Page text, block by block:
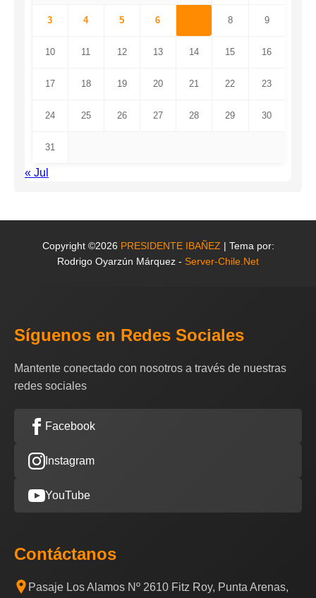
3 4 5 6 8 9
10 11 12 13 14 15 16
17 18 19 20 21 22 23
24 25 26 27 28 29 30
31
« Jul
Copyright ©2026 PRESIDENTE IBAÑEZ | Tema por:
Rodrigo Oyarzún Márquez - Server-Chile.Net
Síguenos en Redes Sociales
Mantente conectado con nosotros a través de nuestras
redes sociales
Facebook
Instagram
YouTube
Contáctanos
Pasaje Los Alamos Nº 2610 Fitz Roy, Punta Arenas,